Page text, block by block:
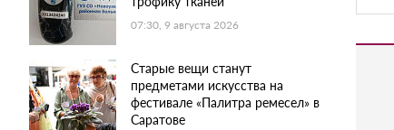
07:30, 9 августа 2026
Старые вещи станут
предметами искусства на
фестивале «Палитра ремесел» в
Саратове